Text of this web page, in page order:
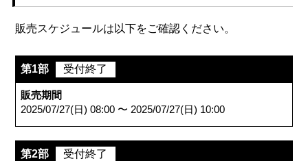
販売スケジュールは以下をご確認ください。
第1部 受付終了
販売期間
2025/07/27(日) 08:00 〜 2025/07/27(日) 10:00
第2部 受付終了